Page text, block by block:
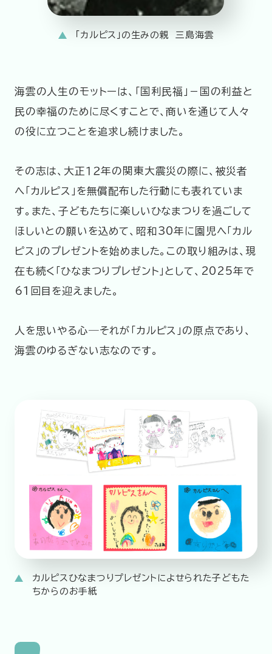
「カルピス」の生みの親 三島海雲
海雲の人生のモットーは、「国利民福」－国の利益と
民の幸福のために尽くすことで、商いを通じて人々
の役に立つことを追求し続けました。
その志は、大正１２年の関東大震災の際に、被災者
へ「カルピス」を無償配布した行動にも表れていま
す。また、子どもたちに楽しいひなまつりを過ごして
ほしいとの願いを込めて、昭和30年に園児へ「カル
ピス」のプレゼントを始めました。この取り組みは、現
在も続く「ひなまつりプレゼント」として、2025年で
61回目を迎えました。
人を思いやる心―それが「カルピス」の原点であり、
海雲のゆるぎない志なのです。
カルピスひなまつりプレゼントによせられた子どもた
ちからのお手紙